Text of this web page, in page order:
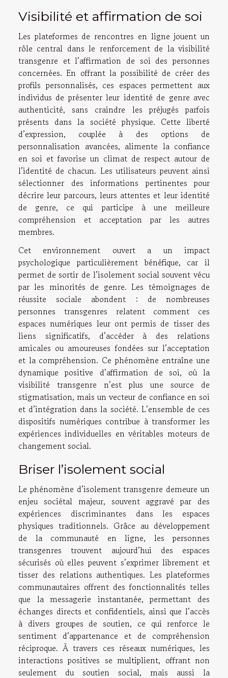
Visibilité et affirmation de soi
Les plateformes de rencontres en ligne jouent un
rôle central dans le renforcement de la visibilité
transgenre et l’affirmation de soi des personnes
concernées. En offrant la possibilité de créer des
profils personnalisés, ces espaces permettent aux
individus de présenter leur identité de genre avec
authenticité, sans craindre les préjugés parfois
présents dans la société physique. Cette liberté
d’expression, couplée à des options de
personnalisation avancées, alimente la confiance
en soi et favorise un climat de respect autour de
l’identité de chacun. Les utilisateurs peuvent ainsi
sélectionner des informations pertinentes pour
décrire leur parcours, leurs attentes et leur identité
de genre, ce qui participe à une meilleure
compréhension et acceptation par les autres
membres.
Cet environnement ouvert a un impact
psychologique particulièrement bénéfique, car il
permet de sortir de l’isolement social souvent vécu
par les minorités de genre. Les témoignages de
réussite sociale abondent : de nombreuses
personnes transgenres relatent comment ces
espaces numériques leur ont permis de tisser des
liens significatifs, d’accéder à des relations
amicales ou amoureuses fondées sur l’acceptation
et la compréhension. Ce phénomène entraîne une
dynamique positive d’affirmation de soi, où la
visibilité transgenre n’est plus une source de
stigmatisation, mais un vecteur de confiance en soi
et d’intégration dans la société. L’ensemble de ces
dispositifs numériques contribue à transformer les
expériences individuelles en véritables moteurs de
changement social.
Briser l’isolement social
Le phénomène d’isolement transgenre demeure un
enjeu sociétal majeur, souvent aggravé par des
expériences discriminantes dans les espaces
physiques traditionnels. Grâce au développement
de la communauté en ligne, les personnes
transgenres trouvent aujourd’hui des espaces
sécurisés où elles peuvent s’exprimer librement et
tisser des relations authentiques. Les plateformes
communautaires offrent des fonctionnalités telles
que la messagerie instantanée, permettant des
échanges directs et confidentiels, ainsi que l’accès
à divers groupes de soutien, ce qui renforce le
sentiment d’appartenance et de compréhension
réciproque. À travers ces réseaux numériques, les
interactions positives se multiplient, offrant non
seulement du soutien social, mais aussi la